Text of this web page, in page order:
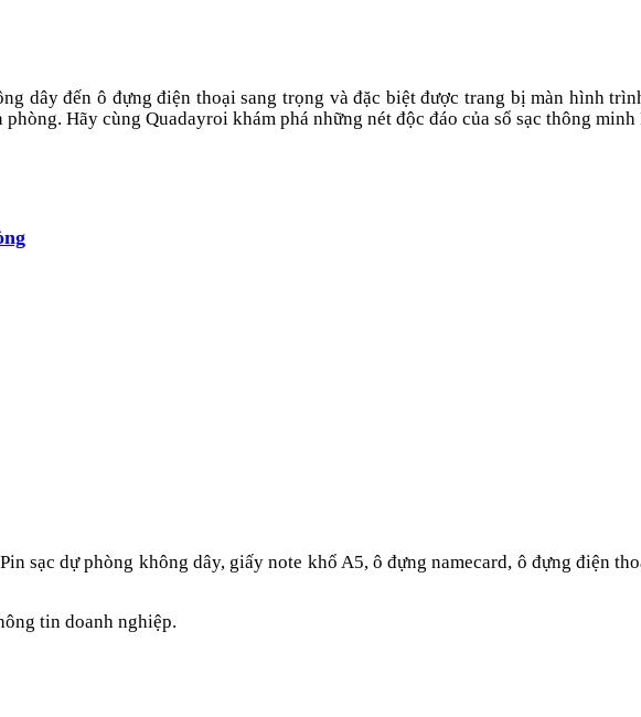
dây đến ô đựng điện thoại sang trọng và đặc biệt được trang bị màn hình
phòng. Hãy cùng Quadayroi khám phá những nét độc đáo của sổ sạc thông minh
sạc dự phòng không dây, giấy note khổ A5, ô đựng namecard, ô đựng điện
tin doanh nghiệp.